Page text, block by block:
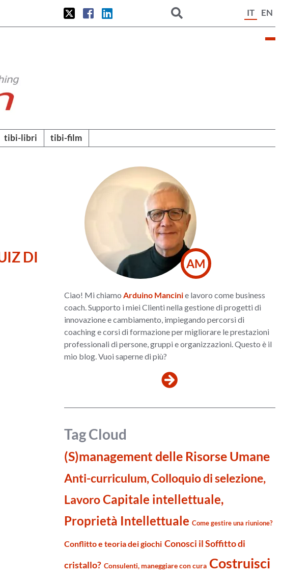
IT EN
tibi-libri tibi-film
DI
AM
Ciao! Mi chiamo Arduino Mancinie lavoro come business
coach. Supporto i miei Clienti nella gestione di progetti di
innovazione e cambiamento, impiegando percorsi di
coaching e corsi di formazione per migliorare le prestazioni
professionali di persone, gruppi e organizzazioni. Questo è il
mio blog. Vuoi saperne di più?
Tag Cloud
(S)management delle Risorse Umane
Anti-curriculum, Colloquio di selezione,
LavoroCapitale intellettuale,
Proprietà Intellettuale Come gestire una riunione?
Conflitto e teoria dei giochi Conosci il Soffitto di
cristallo? Consulenti, maneggiare con cura Costruisci